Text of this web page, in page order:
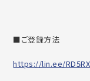
■ご登録方法
https://lin.ee/